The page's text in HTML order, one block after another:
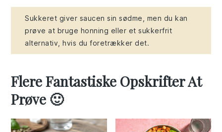
Sukkeret giver saucen sin sødme, men du kan
prøve at bruge honning eller et sukkerfrit
alternativ, hvis du foretrækker det.
Flere Fantastiske Opskrifter At
Prøve 🙂